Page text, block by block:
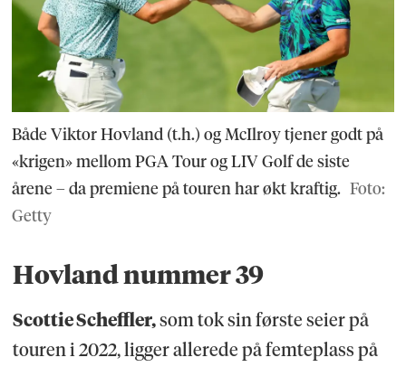
Både Viktor Hovland (t.h.) og McIlroy tjener godt på
«krigen» mellom PGA Tour og LIV Golf de siste
årene – da premiene på touren har økt kraftig. Foto:
Getty
Hovland nummer 39
Scottie Scheffler,som tok sin første seier på
touren i 2022, ligger allerede på femteplass på